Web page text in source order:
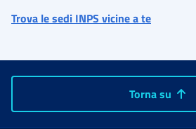
Trova le sedi INPS vicine a te
Torna su